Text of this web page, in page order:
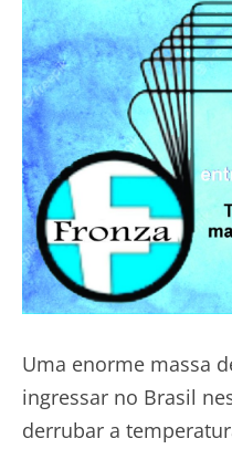
Uma enorme massa
ingressar no Brasil
derrubar a